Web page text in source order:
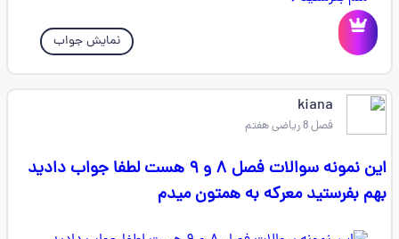
نمایش جواب
kiana
فصل 8 ریاضی هفتم
این نمونه سوالات فصل ۸ و ۹ هست لطفا جواب دادید
بهم بفرستید معرکه به همتون میدم